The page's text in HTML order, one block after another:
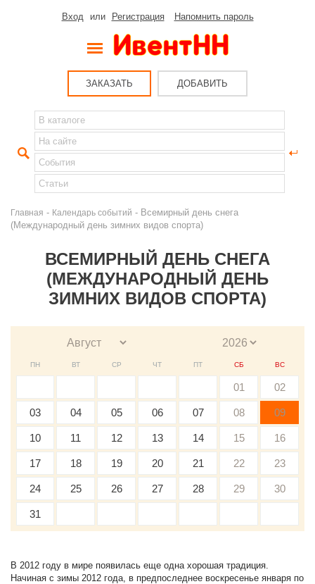
Вход или Регистрация Напомнить пароль
ЗАКАЗАТЬ ДОБАВИТЬ
Главная - Календарь событий - Всемирный день снега
(Международный день зимних видов спорта)
ВСЕМИРНЫЙ ДЕНЬ СНЕГА
(МЕЖДУНАРОДНЫЙ ДЕНЬ
ЗИМНИХ ВИДОВ СПОРТА)
ПН ВТ СР ЧТ ПТ СБ ВС
01 02
03 04 05 06 07 08 09
10 11 12 13 14 15 16
17 18 19 20 21 22 23
24 25 26 27 28 29 30
31
В 2012 году в мире появилась еще одна хорошая традиция.
Начиная с зимы 2012 года, в предпоследнее воскресенье января по